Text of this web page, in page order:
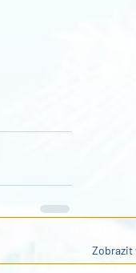
Zobrazit